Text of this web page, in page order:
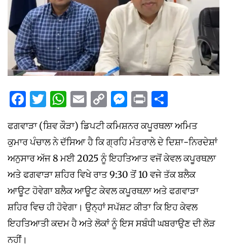
Facebook
Twitter
WhatsApp
Email
Copy
Link
Messenger
Print
ਫਗਵਾੜਾ (ਸ਼ਿਵ ਕੌੜਾ) ਡਿਪਟੀ ਕਮਿਸ਼ਨਰ ਕਪੂਰਥਲਾ ਅਮਿਤ
ਕੁਮਾਰ ਪੰਚਾਲ ਨੇ ਦੱਸਿਆ ਹੈ ਕਿ ਗ੍ਰਹਿ ਮੰਤਰਾਲੇ ਦੇ ਦਿਸ਼ਾ-ਨਿਰਦੇਸ਼ਾਂ
ਅਨੁਸਾਰ ਅੱਜ 8 ਮਈ 2025 ਨੂੰ ਇਹਤਿਆਤ ਵਜੋਂ ਕੇਵਲ ਕਪੂਰਥਲ਼ਾ
ਅਤੇ ਫਗਵਾੜਾ ਸ਼ਹਿਰ ਵਿਖੇ ਰਾਤ 9:30 ਤੋਂ 10 ਵਜੇ ਤੱਕ ਬਲੈਕ
ਆਊਟ ਹੋਵੇਗਾ ਬਲੈਕ ਆਊਟ ਕੇਵਲ ਕਪੂਰਥਲ਼ਾ ਅਤੇ ਫਗਵਾੜਾ
ਸ਼ਹਿਰ ਵਿਚ ਹੀ ਹੋਵੇਗਾ। ਉਨ੍ਹਾਂ ਸਪੱਸ਼ਟ ਕੀਤਾ ਕਿ ਇਹ ਕੇਵਲ
ਇਹਤਿਆਤੀ ਕਦਮ ਹੈ ਅਤੇ ਲੋਕਾਂ ਨੂੰ ਇਸ ਸਬੰਧੀ ਘਬਰਾਉਣ ਦੀ ਲੋੜ
ਨਹੀਂ।